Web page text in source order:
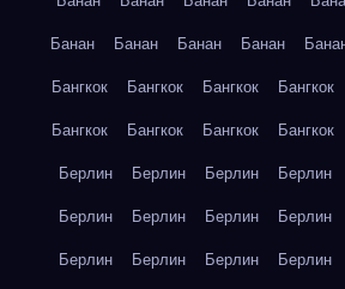
Банан
Банан Банан Банан
Бангкок
Бангкок Бангкок Бангкок
Бангкок
Бангкок Бангкок Бангкок
Берлин
Берлин Берлин Берлин
Берлин
Берлин Берлин Берлин
Берлин
Берлин Берлин Берлин